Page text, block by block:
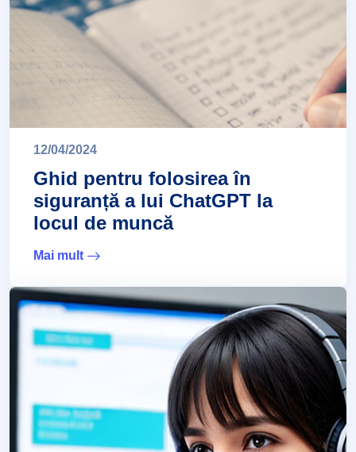
12/04/2024
Ghid pentru folosirea în
siguranță a lui ChatGPT la
locul de muncă
Mai mult